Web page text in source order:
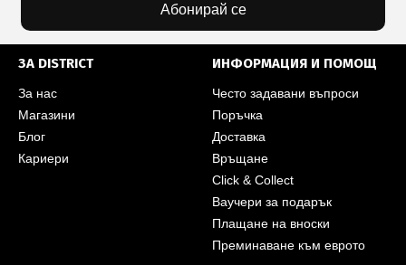
Абонирай се
ЗА DISTRICT
За нас
Магазини
Блог
Кариери
ИНФОРМАЦИЯ И ПОМОЩ
Често задавани въпроси
Поръчка
Доставка
Връщане
Click & Collect
Ваучери за подарък
Плащане на вноски
Преминаване към еврото